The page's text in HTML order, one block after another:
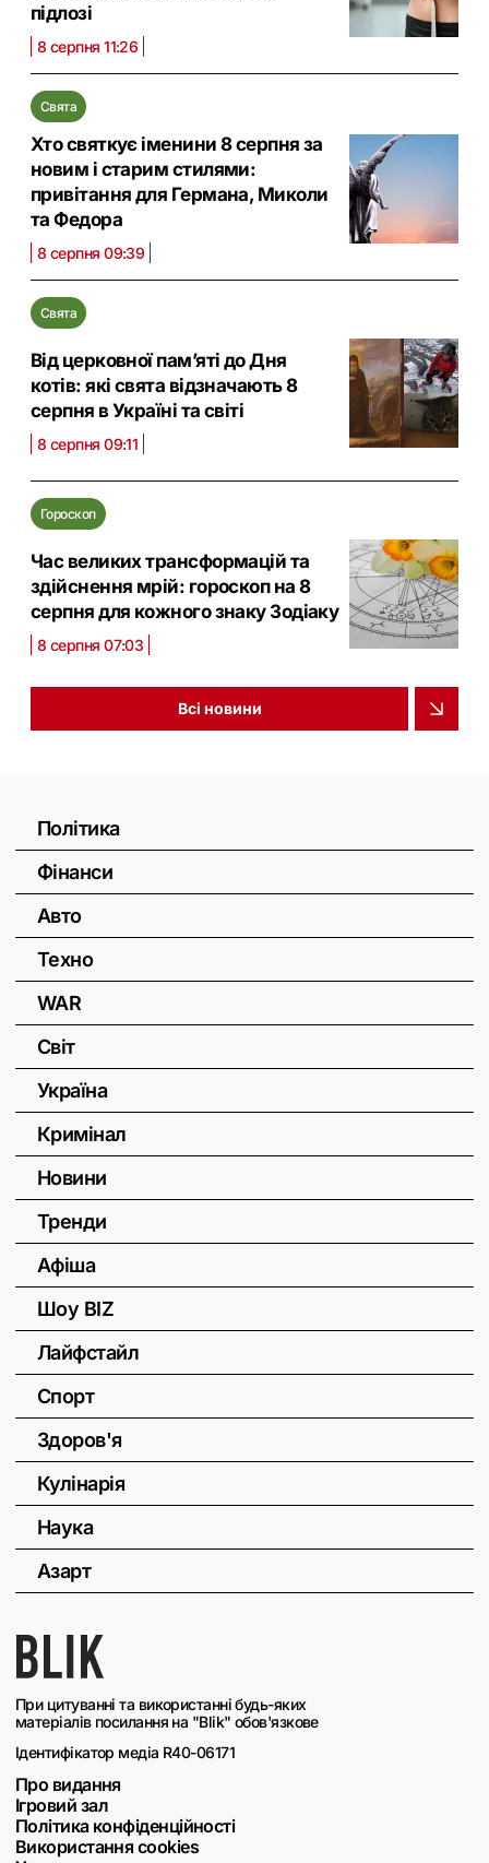
підлозі
8 серпня 11:26
Свята
Хто святкує іменини 8 серпня за
новим і старим стилями:
привітання для Германа, Миколи
та Федора
8 серпня 09:39
Свята
Від церковної памʼяті до Дня
котів: які свята відзначають 8
серпня в Україні та світі
8 серпня 09:11
Гороскоп
Час великих трансформацій та
здійснення мрій: гороскоп на 8
серпня для кожного знаку Зодіаку
8 серпня 07:03
Всі новини
При цитуванні та використанні будь-яких
матеріалів посилання на "Blik" обов'язкове
Ідентифікатор медіа R40-06171
Про видання
Ігровий зал
Політика конфіденційності
Використання cookies
Політика
Фінанси
Авто
Техно
WAR
Світ
Україна
Кримінал
Новини
Тренди
Афіша
Шоу BIZ
Лайфстайл
Спорт
Здоров'я
Кулінарія
Наука
Азарт